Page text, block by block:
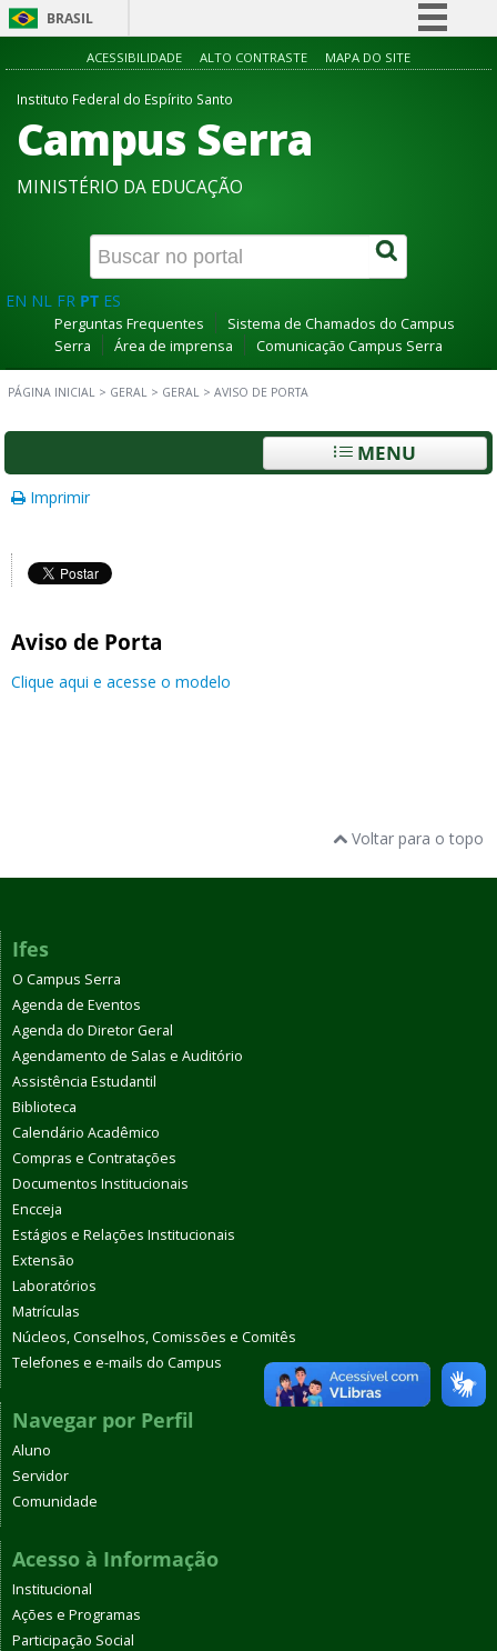
BRASIL
Simplifique!
Acesso à informação
Canais
ACESSIBILIDADE ALTO CONTRASTE MAPA DO SITE
Instituto Federal do Espírito Santo
Campus Serra
MINISTÉRIO DA EDUCAÇÃO
EN NL FR PT ES
Perguntas Frequentes
Sistema de Chamados do Campus
Serra
Área de imprensa Comunicação Campus Serra
PÁGINA INICIAL > GERAL > GERAL > AVISO DE PORTA
MENU
Imprimir
Aviso de Porta
Clique aqui e acesse o modelo
Voltar para o topo
Ifes
O Campus Serra
Agenda de Eventos
Agenda do Diretor Geral
Agendamento de Salas e Auditório
Assistência Estudantil
Biblioteca
Calendário Acadêmico
Compras e Contratações
Documentos Institucionais
Encceja
Estágios e Relações Institucionais
Extensão
Laboratórios
Matrículas
Núcleos, Conselhos, Comissões e Comitês
Telefones e e-mails do Campus
Navegar por Perfil
Aluno
Servidor
Comunidade
Acesso à Informação
Institucional
Ações e Programas
Participação Social